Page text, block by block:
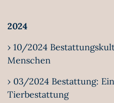
2024
› 10/2024
Menschen
› 03/2024 Bestattung:
Tierbestattung